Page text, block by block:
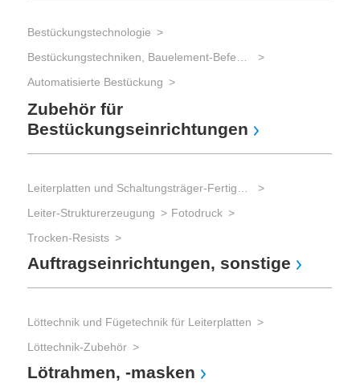
Bestückungstechnologie
Bestückungstechniken, Bauelement-Befestigung
Automatisierte Bestückung
Zubehör für
Bestückungseinrichtungen
Leiterplatten und Schaltungsträger-Fertigung
Leiter-Strukturerzeugung
Fotodruck
Trocken-Resists
Auftragseinrichtungen, sonstige
Löttechnik und Fügetechnik für Leiterplatten
Löttechnik-Zubehör
Lötrahmen, -masken